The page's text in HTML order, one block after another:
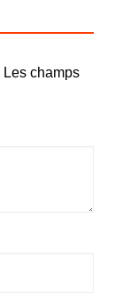
Les champs